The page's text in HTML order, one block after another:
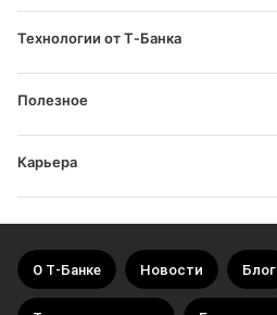
Технологии от Т‑Банка
Полезное
Карьера
О Т‑Банке Новости Блог